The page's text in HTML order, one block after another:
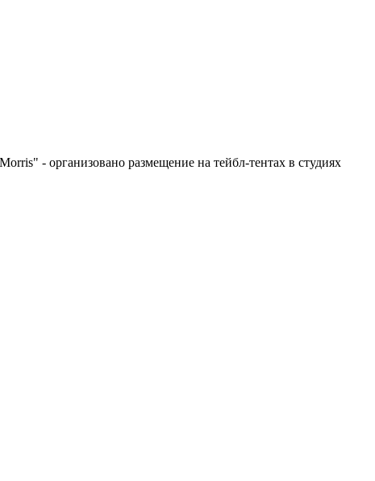
- организовано размещение на тейбл-тентах в студиях